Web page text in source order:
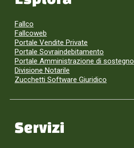
Fallco
Fallcoweb
Portale Vendite Private
Portale Sovraindebitamento
Portale Amministrazione di sostegno
Divisione Notarile
Zucchetti Software Giuridico
Servizi